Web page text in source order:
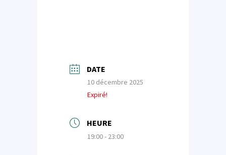
DATE
10 décembre 2025
Expiré!
HEURE
19:00 - 23:00